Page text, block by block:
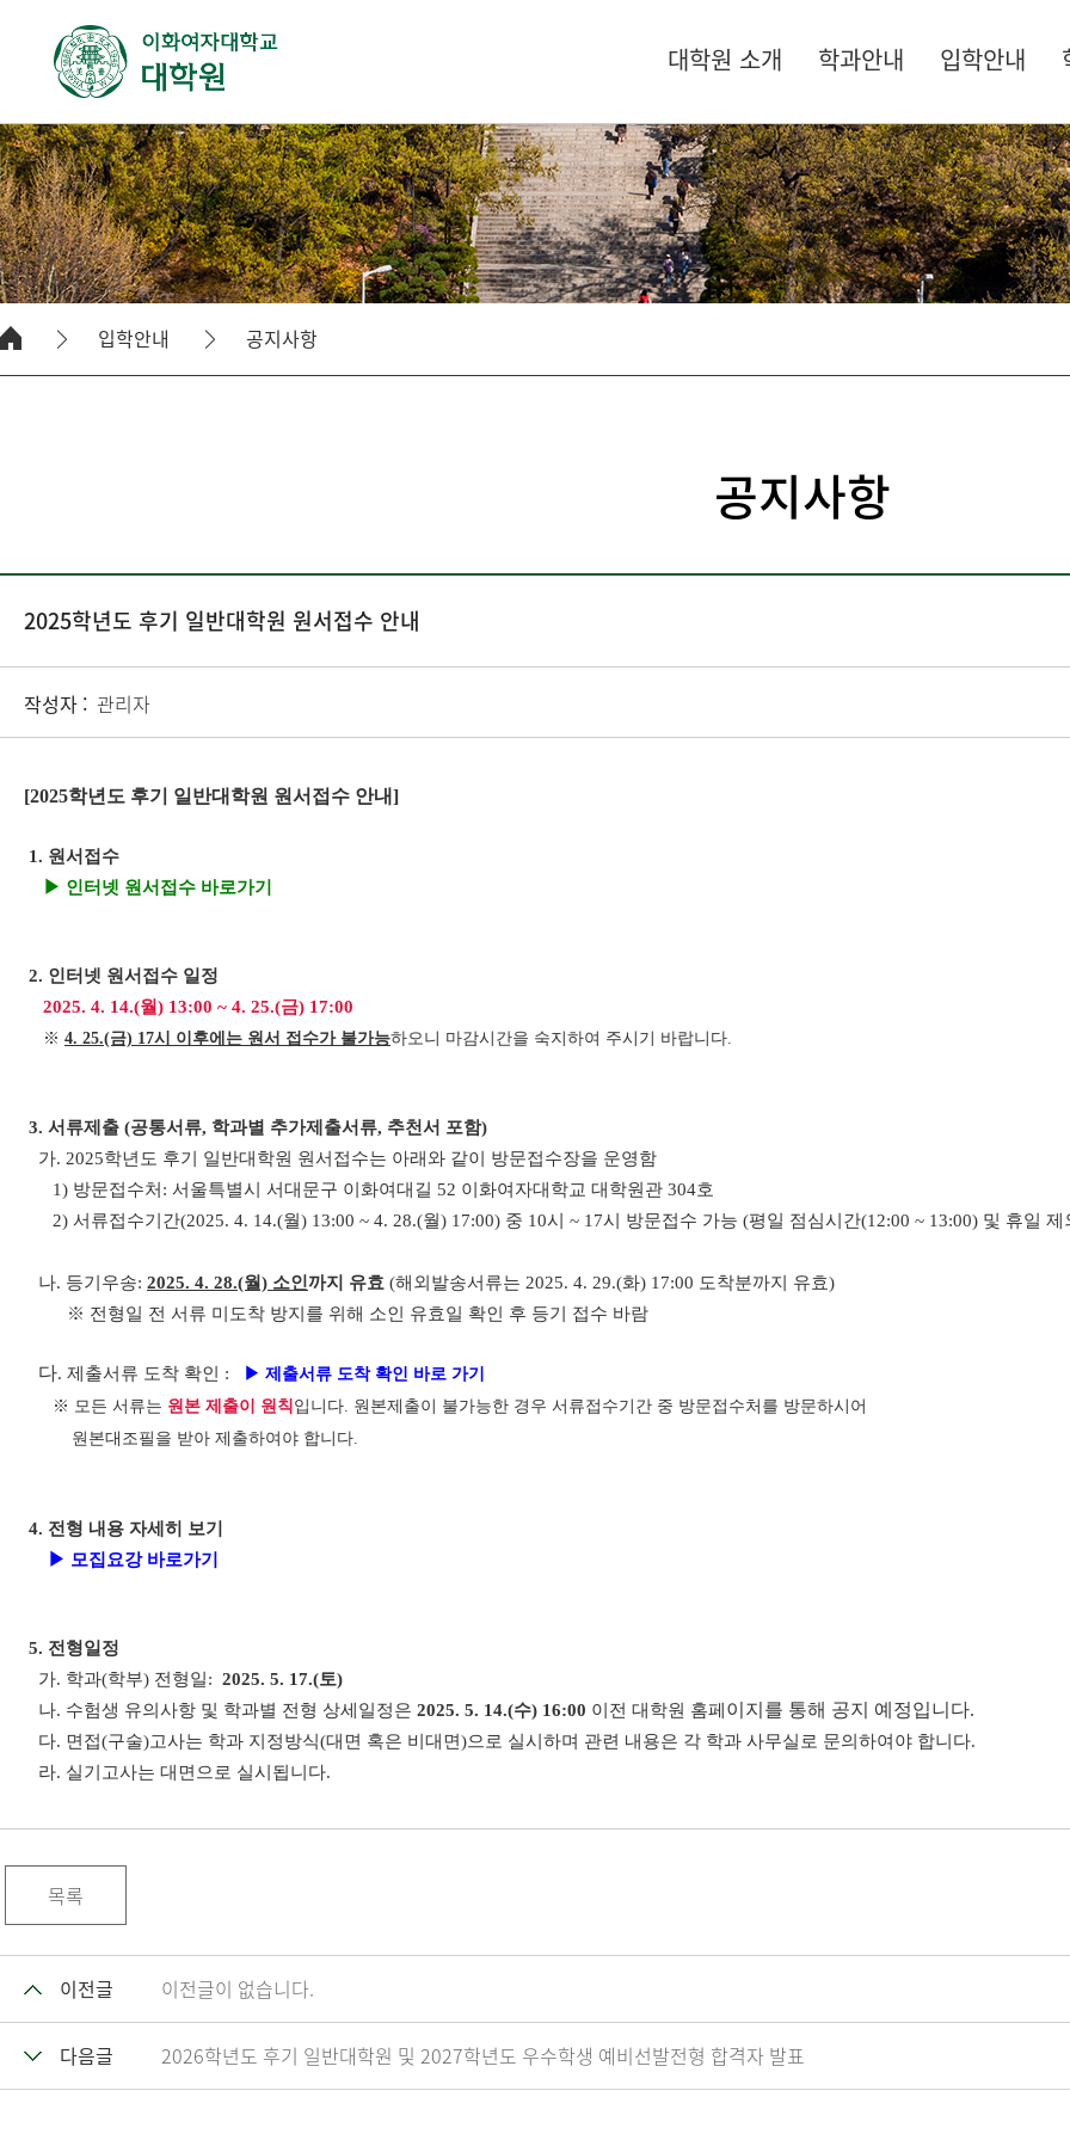
대학원 소개 학과안내 입학안내
입학안내 공지사항
공지사항
2025학년도 후기 일반대학원 원서접수 안내
작성자 : 관리자
[2025학년도 후기 일반대학원 원서접수 안내]
1. 원서접수
▶ 인터넷 원서접수 바로가기
2. 인터넷 원서접수 일정
2025. 4. 14.(월) 13:00 ~ 4. 25.(금) 17:00
※ 4. 25.(금) 17시 이후에는 원서 접수가 불가능하오니 마감시간을 숙지하여 주시기 바랍니다
3. 서류제출 (공통서류, 학과별 추가제출서류, 추천서 포함)
가. 2025학년도 후기 일반대학원 원서접수는 아래와 같이 방문접수장을 운영함
1) 방문접수처: 서울특별시 서대문구 이화여대길 52 이화여자대학교 대학원관 304호
2) 서류접수기간(2025. 4. 14.(월) 13:00 ~ 4. 28.(월) 17:00) 중 10시 ~ 17시 방문접수 가능 (평일 점심시간(12:00 ~ 13:00) 및 휴일 제
나. 등기우송: 2025. 4. 28.(월) 소인 까지 유효 (해외발송서류는 2025. 4. 29.(화) 17:00 도착분까지 유효)
※ 전형일 전 서류 미도착 방지를 위해 소인 유효일 확인 후 등기 접수 바람
다. 제출서류 도착 확인 :
▶ 제출서류 도착 확인 바로 가기
※ 모든 서류는 원본 제출이 원칙 입니다 . 원본제출이 불가능한 경우 서류접수기간 중 방문접수처를 방문하시어
원본대조필을 받아 제출하여야 합니다.
4. 전형 내용 자세히 보기
▶ 모집요강 바로가기
5. 전형일정
가. 학과(학부) 전형일: 2025. 5. 17.(토)
나. 수험생 유의사항 및 학과별 전형 상세일정은 2025. 5. 14.(수) 16:00 이전 대학원 홈페 이지를 통해 공지 예정입니다.
다. 면접(구술)고사는 학과 지정방식(대면 혹은 비대면)으로 실시하며 관련 내용은 각 학과 사무실로 문의하여야 합니다.
라. 실기고사는 대면으로 실시됩니다.
목록
이전글 이전글이 없습니다.
다음글 2026학년도 후기 일반대학원 및 2027학년도 우수학생 예비선발전형 합격자 발표